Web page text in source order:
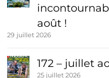
août !
29 juillet 2026
172 – juillet
25 juillet 2026